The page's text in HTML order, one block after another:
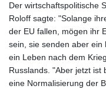
Der wirtschaftspolitische
Roloff sagte: "Solange
der EU fallen, mögen ihr
sein, sie senden aber
ein Leben nach dem
Russlands. "Aber jetzt ist
eine Normalisierung der